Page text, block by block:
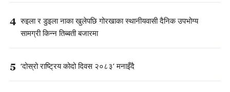
4 रुइला र डुइला नाका खुलेपछि गोरखाका स्थानीयवासी दैनिक उपभोग्य
सामग्री किन्न तिब्बती बजारमा
5 ‘दोस्रो राष्ट्रिय कोदो दिवस २०८३’ मनाइँदै